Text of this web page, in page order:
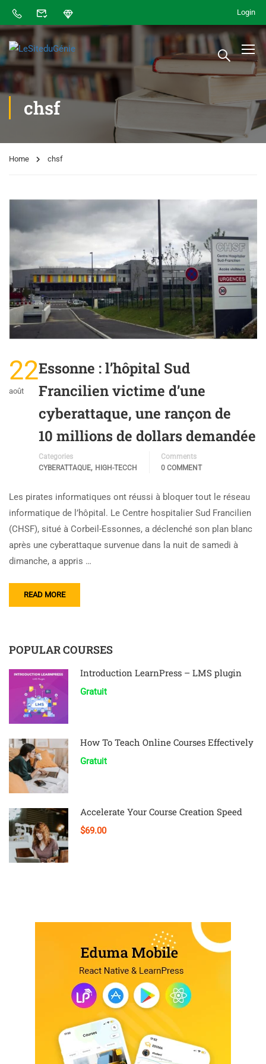
Login
chsf
Home chsf
22
août
Essonne : l’hôpital Sud
Francilien victime d’une
cyberattaque, une rançon de
10 millions de dollars demandée
Categories
CYBERATTAQUE, HIGH-TECCH
Comments
0 COMMENT
Les pirates informatiques ont réussi à bloquer tout le réseau
informatique de l’hôpital. Le Centre hospitalier Sud Francilien
(CHSF), situé à Corbeil-Essonnes, a déclenché son plan blanc
après une cyberattaque survenue dans la nuit de samedi à
dimanche, a appris …
READ MORE
POPULAR COURSES
Introduction LearnPress – LMS plugin
Gratuit
How To Teach Online Courses Effectively
Gratuit
Accelerate Your Course Creation Speed
$69.00